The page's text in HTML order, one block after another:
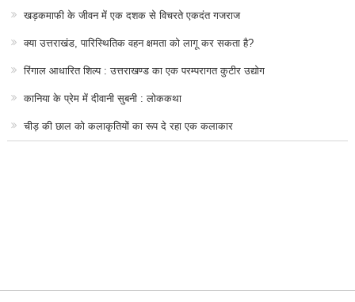
खड़कमाफी के जीवन में एक दशक से विचरते एकदंत गजराज
क्या उत्तराखंड, पारिस्थितिक वहन क्षमता को लागू कर सकता है?
रिंगाल आधारित शिल्प : उत्तराखण्ड का एक परम्परागत कुटीर उद्योग
कानिया के प्रेम में दीवानी सुबनी : लोककथा
चीड़ की छाल को कलाकृतियों का रूप दे रहा एक कलाकार